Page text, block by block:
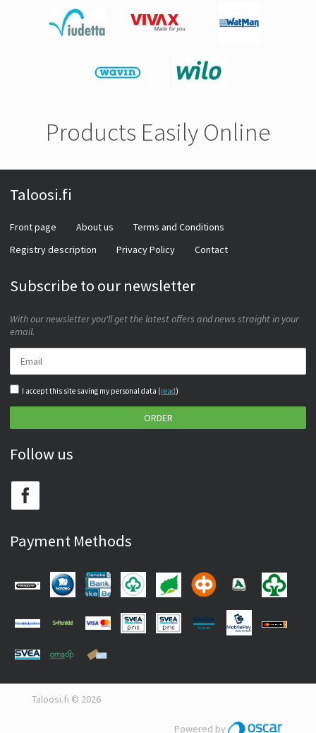
Products Easily Online
Taloosi.fi
Front page About us
Terms and Conditions
Registry description
Privacy Policy Contact
Subscribe to our newsletter
With our newsletter you'll get the latest offers and news straight in your
email.
I accept this site saving my personal data (read)
ORDER
Follow us
Payment Methods
Taloosi.fi © 2026
Powered by